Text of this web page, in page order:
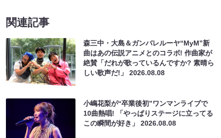
関連記事
森三中・大島＆ガンバレルーヤ“MyM”新
曲はあの伝説アニメとのコラボ! 作曲家が
絶賛「だれが歌っているんですか? 素晴ら
しい歌声だ!」2026.08.08
小嶋花梨が“卒業後初”ワンマンライブで
10曲熱唱! 「やっぱりステージに立ってる
この瞬間が好き」2026.08.08